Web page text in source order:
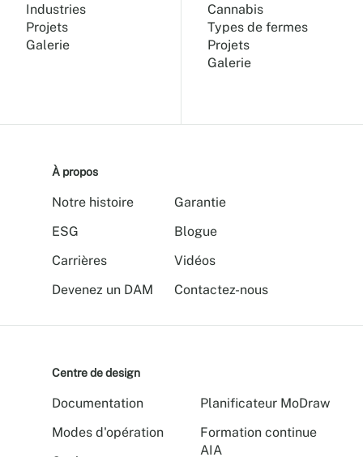
Industries
Projets
Galerie
Cannabis
Types de fermes
Projets
Galerie
À propos
Notre histoire
ESG
Carrières
Devenez un DAM
Garantie
Blogue
Vidéos
Contactez-nous
Centre de design
Documentation
Modes d'opération
Planificateur MoDraw
Formation continue
AIA